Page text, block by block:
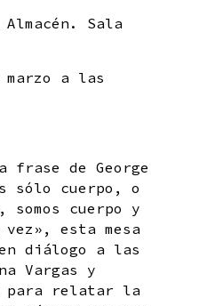
Sala
marzo a las
de George
sólo cuerpo, o
cuerpo y
esta mesa
en diálogo a las
Vargas y
para relatar la